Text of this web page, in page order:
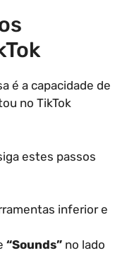
é a capacidade de
no TikTok
estes passos
inferior e
“Sounds” no lado